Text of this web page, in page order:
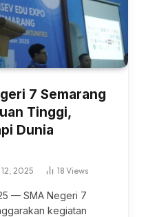
7 Semarang
Tinggi,
Dunia
2025 18 Views
— SMA Negeri 7
kegiatan